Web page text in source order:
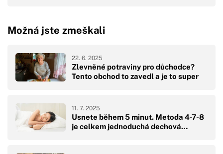
Možná jste zmeškali
Zlevněné potraviny pro důchodce?
Tento obchod to zavedl a je to super
22. 6. 2025
Usnete během 5 minut. Metoda 4-7-8
je celkem jednoduchá dechová…
11. 7. 2025